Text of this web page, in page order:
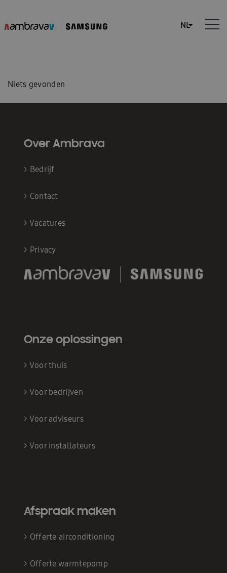
Niets gevonden
Over Ambrava
> Bedrijf
> Contact
> Vacatures
> Privacy
Onze oplossingen
> Voor thuis
> Voor bedrijven
> Voor adviseurs
> Voor installateurs
Afspraak maken
> Offerte airconditioning
> Offerte warmtepomp